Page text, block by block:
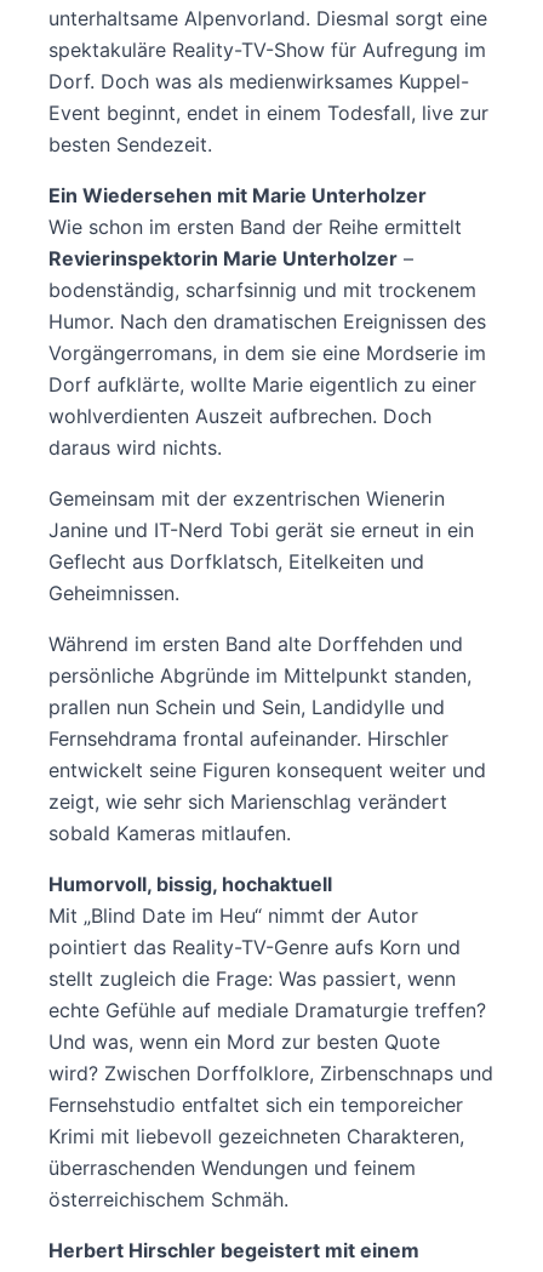
unterhaltsame Alpenvorland. Diesmal sorgt eine
spektakuläre Reality-TV-Show für Aufregung im
Dorf. Doch was als medienwirksames Kuppel-
Event beginnt, endet in einem Todesfall, live zur
besten Sendezeit.
Ein Wiedersehen mit Marie Unterholzer
Wie schon im ersten Band der Reihe ermittelt
Revierinspektorin Marie Unterholzer –
bodenständig, scharfsinnig und mit trockenem
Humor. Nach den dramatischen Ereignissen des
Vorgängerromans, in dem sie eine Mordserie im
Dorf aufklärte, wollte Marie eigentlich zu einer
wohlverdienten Auszeit aufbrechen. Doch
daraus wird nichts.
Gemeinsam mit der exzentrischen Wienerin
Janine und IT-Nerd Tobi gerät sie erneut in ein
Geflecht aus Dorfklatsch, Eitelkeiten und
Geheimnissen.
Während im ersten Band alte Dorffehden und
persönliche Abgründe im Mittelpunkt standen,
prallen nun Schein und Sein, Landidylle und
Fernsehdrama frontal aufeinander. Hirschler
entwickelt seine Figuren konsequent weiter und
zeigt, wie sehr sich Marienschlag verändert
sobald Kameras mitlaufen.
Humorvoll, bissig, hochaktuell
Mit „Blind Date im Heu“ nimmt der Autor
pointiert das Reality-TV-Genre aufs Korn und
stellt zugleich die Frage: Was passiert, wenn
echte Gefühle auf mediale Dramaturgie treffen?
Und was, wenn ein Mord zur besten Quote
wird? Zwischen Dorffolklore, Zirbenschnaps und
Fernsehstudio entfaltet sich ein temporeicher
Krimi mit liebevoll gezeichneten Charakteren,
überraschenden Wendungen und feinem
österreichischem Schmäh.
Herbert Hirschler begeistert mit einem